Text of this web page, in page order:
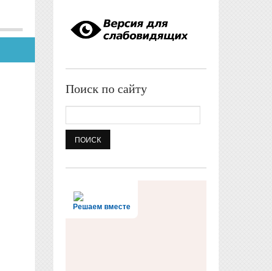
Поиск по сайту
Решаем вместе